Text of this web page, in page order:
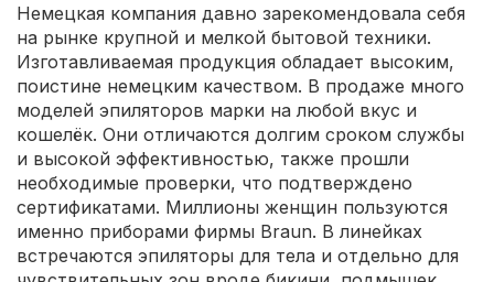
Немецкая компания давно зарекомендовала себя
на рынке крупной и мелкой бытовой техники.
Изготавливаемая продукция обладает высоким,
поистине немецким качеством. В продаже много
моделей эпиляторов марки на любой вкус и
кошелёк. Они отличаются долгим сроком службы
и высокой эффективностью, также прошли
необходимые проверки, что подтверждено
сертификатами. Миллионы женщин пользуются
именно приборами фирмы Braun. В линейках
встречаются эпиляторы для тела и отдельно для